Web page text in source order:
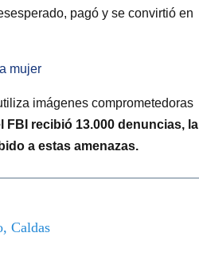
pagó y se convirtió en
mujer
imágenes comprometedoras
FBI recibió 13.000 denuncias, la
a estas amenazas.
Caldas